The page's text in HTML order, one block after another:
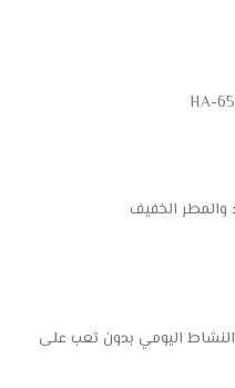
والمطر الخفيف
اليومي بدون تعب على